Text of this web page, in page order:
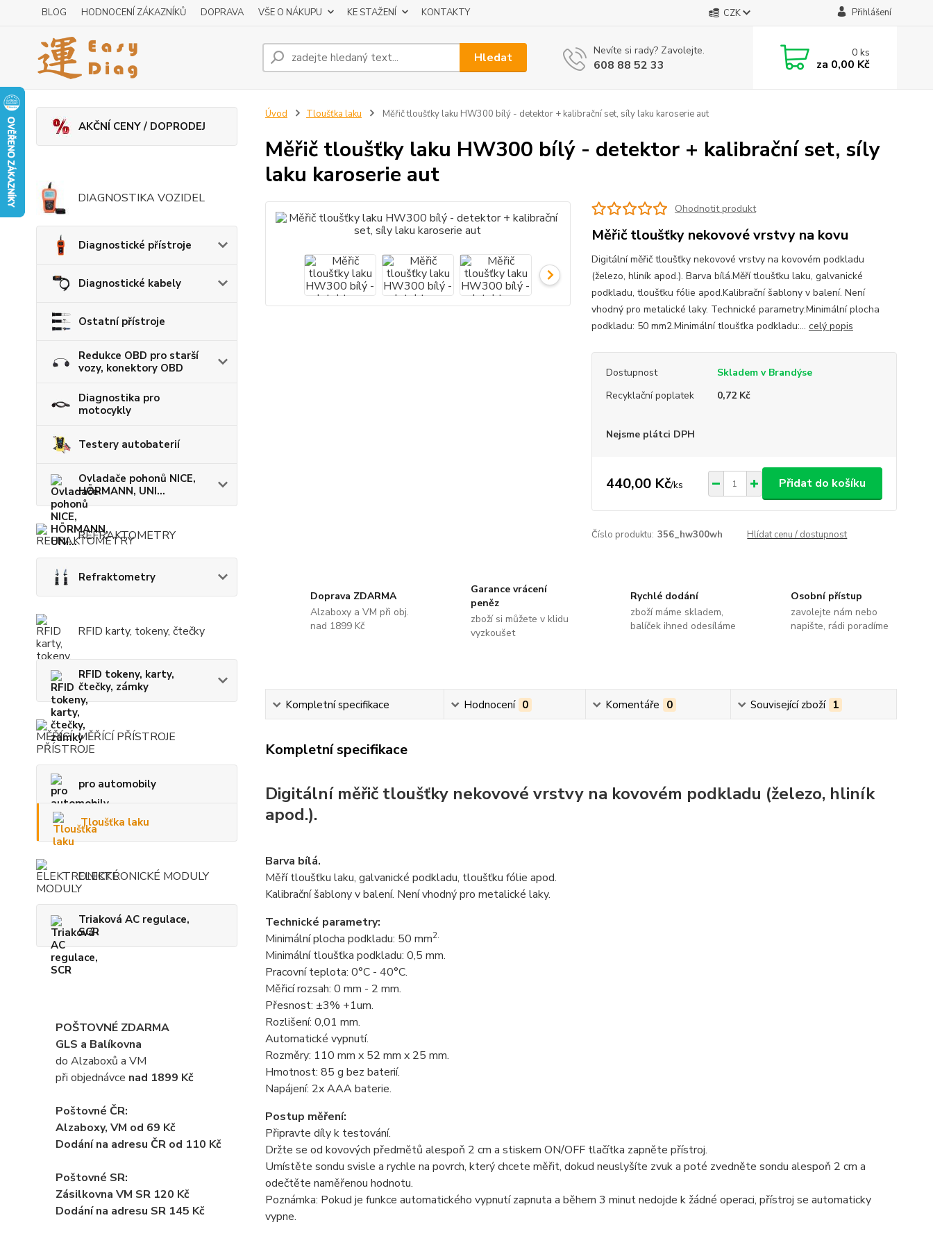
BLOG HODNOCENÍ ZÁKAZNÍKŮ DOPRAVA VŠE O NÁKUPU KE STAŽENÍ KONTAKTY CZK Přihlášení
Hledat Nevíte si rady? Zavolejte.
608 88 52 33
0ks
za 0,00 Kč
AKČNÍ CENY / DOPRODEJ
DIAGNOSTIKA VOZIDEL
Diagnostické přístroje
Diagnostické kabely
Ostatní přístroje
Redukce OBD pro starší
vozy, konektory OBD
Diagnostika pro
motocykly
Testery autobaterií
Ovladače pohonů NICE,
HÖRMANN, UNI...
REFRAKTOMETRY
Refraktometry
RFID karty, tokeny, čtečky
RFID tokeny, karty,
čtečky, zámky
MĚŘÍCÍ PŘÍSTROJE
pro automobily
Tloušťka laku
ELEKTRONICKÉ MODULY
Triaková AC regulace,
SCR
POŠTOVNÉ ZDARMA
GLS a Balíkovna
do Alzaboxů a VM
při objednávce nad 1899 Kč
Poštovné ČR:
Alzaboxy, VM od 69 Kč
Dodání na adresu ČR od 110 Kč
Poštovné SR:
Zásilkovna VM SR 120 Kč
Dodánína adresu SR 145 Kč
Úvod Tloušťka laku Měřič tloušťky laku HW300 bílý - detektor + kalibrační set, síly laku karoserie aut
Měřič tloušťky laku HW300 bílý - detektor + kalibrační set, síly
laku karoserie aut
Ohodnotit produkt
Měřič tloušťky nekovové vrstvy na kovu
Digitální měřič tloušťky nekovové vrstvy na kovovém podkladu
(železo, hliník apod.). Barva bílá.Měří tloušťku laku, galvanické
podkladu, tloušťku fólie apod.Kalibrační šablony v balení. Není
vhodný pro metalické laky. Technické parametry:Minimální plocha
podkladu: 50 mm2.Minimální tloušťka podkladu:... celý popis
Dostupnost
Skladem v Brandýse
Recyklační poplatek
0,72 Kč
Nejsme plátci DPH
440,00 Kč/ks Přidat do košíku
Číslo produktu: 356_hw300wh Hlídat cenu / dostupnost
Doprava ZDARMA
Alzaboxy a VM při obj.
nad 1899 Kč
Garance vrácení
peněz
zboží si můžete v klidu
vyzkoušet
Rychlé dodání
zboží máme skladem,
balíček ihned odesíláme
Osobní přístup
zavolejte nám nebo
napište, rádi poradíme
Kompletní specifikace Hodnocení 0 Komentáře 0 Související zboží 1
Kompletní specifikace
Digitální měřič tloušťky nekovové vrstvy na kovovém podkladu (železo, hliník
apod.).
Barva bílá.
Měří tloušťku laku, galvanické podkladu, tloušťku fólie apod.
Kalibrační šablony v balení. Není vhodný pro metalické laky.
Technické parametry:
Minimální plocha podkladu: 50 mm2.
Minimální tloušťka podkladu: 0,5 mm.
Pracovní teplota: 0°C - 40°C.
Měřicí rozsah: 0 mm - 2 mm.
Přesnost: ±3% +1um.
Rozlišení: 0,01 mm.
Automatické vypnutí.
Rozměry: 110 mm x 52 mm x 25 mm.
Hmotnost: 85 g bez baterií.
Napájení: 2x AAA baterie.
Postup měření:
Připravte díly k testování.
Držte se od kovových předmětů alespoň 2 cm a stiskem ON/OFF tlačítka zapněte přístroj.
Umístěte sondu svisle a rychle na povrch, který chcete měřit, dokud neuslyšíte zvuk a poté zvedněte sondu alespoň 2 cm a
odečtěte naměřenou hodnotu.
Poznámka: Pokud je funkce automatického vypnutí zapnuta a během 3 minut nedojde k žádné operaci, přístroj se automaticky
vypne.